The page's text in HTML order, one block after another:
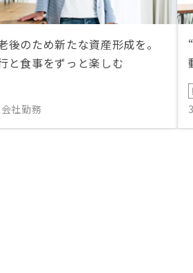
後のため新たな資産形成を。
と食事をずっと楽しむ
社勤務